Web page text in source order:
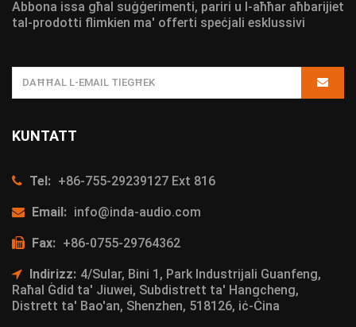
Abbona issa għal suġġerimenti, pariri u l-aħħar aħbarijiet
tal-prodotti flimkien ma' offerti speċjali esklussivi
KUNTATT
Tel: +86-755-29239127 Ext 816
Email: info@inda-audio.com
Fax: +86-0755-29764362
Indirizz: 4/Sular, Bini 1, Park Industrijali Guanfeng,
Raħal Ġdid ta' Jiuwei, Subdistrett ta' Hangcheng,
Distrett ta' Bao'an, Shenzhen, 518126, iċ-Ċina